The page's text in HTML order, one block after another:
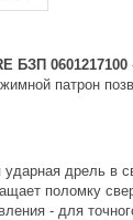
БЗП 0601217100
патрон
ударная дрель в
поломку
- для